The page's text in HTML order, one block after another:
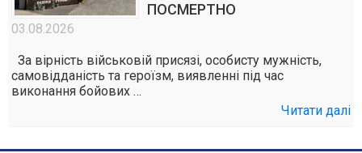
ПОСМЕРТНО
03.08.2026
За вірність військовій присязі, особисту мужність,
самовідданість та героїзм, виявленні під час
виконання бойових …
Читати далі